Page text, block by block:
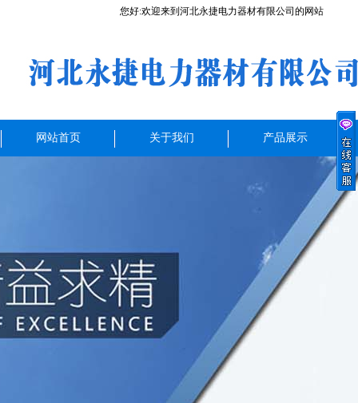
您好:欢迎来到河北永捷电力器材有限公司的网站
网站首页 关于我们 产品展示